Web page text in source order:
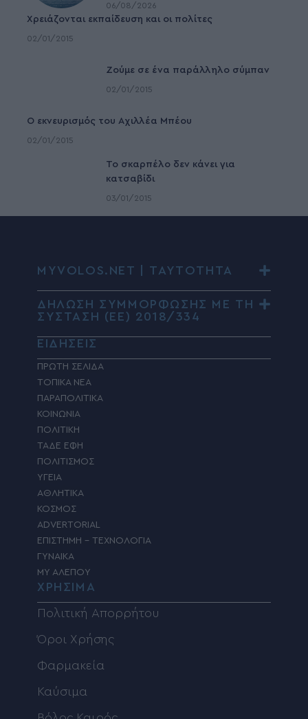
06/08/2026
Χρειάζονται εκπαίδευση και οι πολίτες
02/01/2015
Ζούμε σε ένα παράλληλο σύμπαν
02/01/2015
Ο εκνευρισμός του Αχιλλέα Μπέου
02/01/2015
To σκαρπέλο δεν κάνει για
κατσαβίδι
03/01/2015
MYVOLOS.NET | ΤΑΥΤΟΤΗΤΑ
ΔΗΛΩΣΗ ΣΥΜΜΟΡΦΩΣΗΣ ΜΕ ΤΗ
ΣΥΣΤΑΣΗ (ΕΕ) 2018/334
ΕΙΔΗΣΕΙΣ
ΠΡΩΤΗ ΣΕΛΙΔΑ
ΤΟΠΙΚΑ ΝΕΑ
ΠΑΡΑΠΟΛΙΤΙΚΑ
ΚΟΙΝΩΝΙΑ
ΠΟΛΙΤΙΚΗ
ΤΑΔΕ ΕΦΗ
ΠΟΛΙΤΙΣΜΟΣ
ΥΓΕΙΑ
ΑΘΛΗΤΙΚΑ
ΚΟΣΜΟΣ
ADVERTORIAL
ΕΠΙΣΤΗΜΗ – ΤΕΧΝΟΛΟΓΙΑ
ΓΥΝΑΙΚΑ
MY ΑΛΕΠΟΥ
ΧΡΗΣΙΜΑ
Πολιτική Απορρήτου
Όροι Χρήσης
Φαρμακεία
Καύσιμα